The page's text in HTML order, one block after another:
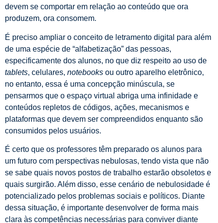
devem se comportar em relação ao conteúdo que ora
produzem, ora consomem.
É preciso ampliar o conceito de letramento digital para além
de uma espécie de “alfabetização” das pessoas,
especificamente dos alunos, no que diz respeito ao uso de
tablets, celulares, notebooks ou outro aparelho eletrônico,
no entanto, essa é uma concepção minúscula, se
pensarmos que o espaço virtual abriga uma infinidade e
conteúdos repletos de códigos, ações, mecanismos e
plataformas que devem ser compreendidos enquanto são
consumidos pelos usuários.
É certo que os professores têm preparado os alunos para
um futuro com perspectivas nebulosas, tendo vista que não
se sabe quais novos postos de trabalho estarão obsoletos e
quais surgirão. Além disso, esse cenário de nebulosidade é
potencializado pelos problemas sociais e políticos. Diante
dessa situação, é importante desenvolver de forma mais
clara às competências necessárias para conviver diante